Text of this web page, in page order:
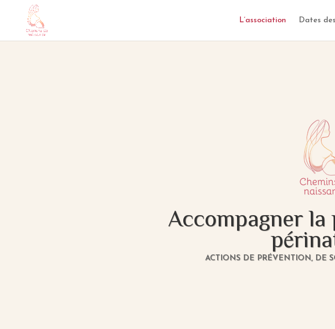
L’association Dates
Accompagner
ACTIONS DE PRÉVENTION, DE